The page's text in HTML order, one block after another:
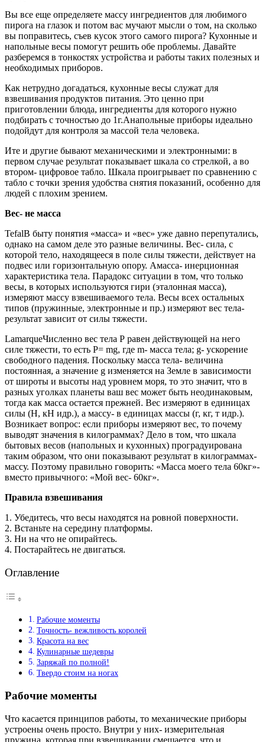
Вы все еще определяете массу ингредиентов для любимого
пирога на глазок и потом вас мучают мысли о том, на сколько
вы поправитесь, съев кусок этого самого пирога? Кухонные и
напольные весы помогут решить обе проблемы. Давайте
разберемся в тонкостях устройства и работы таких полезных и
необходимых приборов.
Как нетрудно догадаться, кухонные весы служат для
взвешивания продуктов питания. Это ценно при
приготовлении блюда, ингредиенты для которого нужно
подбирать с точностью до 1г.Анапольные приборы идеально
подойдут для контроля за массой тела человека.
Ите и другие бывают механическими и электронными: в
первом случае результат показывает шкала со стрелкой, а во
втором- цифровое табло. Шкала проигрывает по сравнению с
табло с точки зрения удобства снятия показаний, особенно для
людей с плохим зрением.
Вес- не масса
TefalВ быту понятия «масса» и «вес» уже давно перепутались,
однако на самом деле это разные величины. Вес- сила, с
которой тело, находящееся в поле силы тяжести, действует на
подвес или горизонтальную опору. Амасса- инерционная
характеристика тела. Парадокс ситуации в том, что только
весы, в которых используются гири (эталонная масса),
измеряют массу взвешиваемого тела. Весы всех остальных
типов (пружинные, электронные и пр.) измеряют вес тела-
результат зависит от силы тяжести.
LamarqueЧисленно вес тела Р равен действующей на него
силе тяжести, то есть Р= mg, где m- масса тела; g- ускорение
свободного падения. Поскольку масса тела- величина
постоянная, а значение g изменяется на Земле в зависимости
от широты и высоты над уровнем моря, то это значит, что в
разных уголках планеты ваш вес может быть неодинаковым,
тогда как масса остается прежней. Вес измеряют в единицах
силы (Н, кН идр.), а массу- в единицах массы (г, кг, т идр.).
Возникает вопрос: если приборы измеряют вес, то почему
выводят значения в килограммах? Дело в том, что шкала
бытовых весов (напольных и кухонных) проградуирована
таким образом, что они показывают результат в килограммах-
массу. Поэтому правильно говорить: «Масса моего тела 60кг»-
вместо привычного: «Мой вес- 60кг».
Правила взвешивания
1. Убедитесь, что весы находятся на ровной поверхности.
2. Встаньте на середину платформы.
3. Ни на что не опирайтесь.
4. Постарайтесь не двигаться.
Оглавление
Рабочие моменты
Точность- вежливость королей
Красота на вес
Кулинарные шедевры
Заряжай по полной!
Твердо стоим на ногах
Рабочие моменты
Что касается принципов работы, то механические приборы
устроены очень просто. Внутри у них- измерительная
пружина, которая при взвешивании смещается, что и